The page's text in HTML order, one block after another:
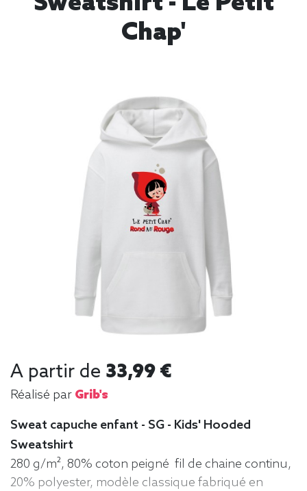
Chap'
A partir de 33,99 €
Réalisé par Grib's
Sweat capuche enfant - SG - Kids' Hooded
Sweatshirt
280 g/m², 80% coton peigné fil de chaine continu,
20% polyester, modèle classique fabriqué en